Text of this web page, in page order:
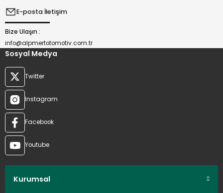
E-posta İletişim
Bize Ulaşın :
info@alpmertotomotiv.com.tr
Sosyal Medya
Twitter
Instagram
Facebook
Youtube
Kurumsal